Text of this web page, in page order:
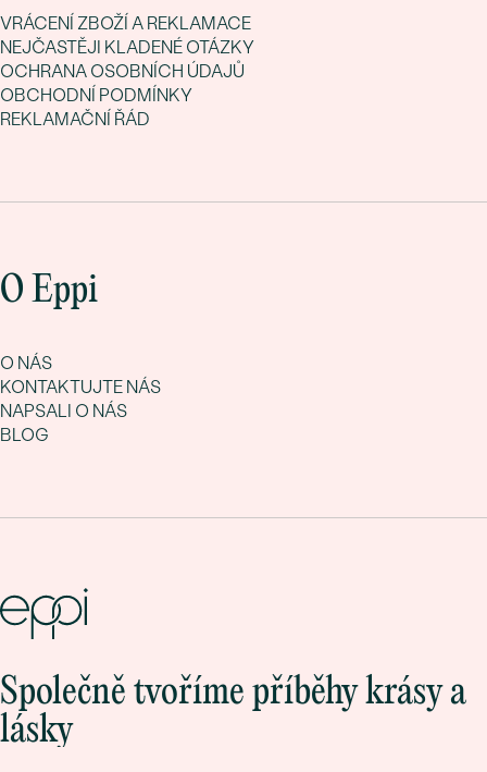
VRÁCENÍ ZBOŽÍ A REKLAMACE
NEJČASTĚJI KLADENÉ OTÁZKY
OCHRANA OSOBNÍCH ÚDAJŮ
OBCHODNÍ PODMÍNKY
REKLAMAČNÍ ŘÁD
O Eppi
O NÁS
KONTAKTUJTE NÁS
NAPSALI O NÁS
BLOG
Společně tvoříme příběhy krásy a
lásky